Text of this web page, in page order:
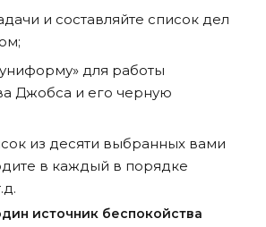
и составляйте список дел
для работы
Джобса и его черную
из десяти выбранных вами
в каждый в порядке
источник беспокойства